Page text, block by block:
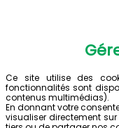
Ce site utilise des
fonctionnalités sont
contenus multimédias).
En donnant votre
visualiser directement